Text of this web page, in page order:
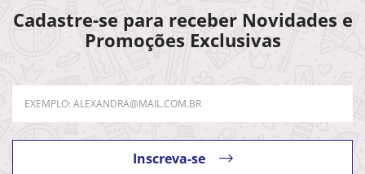
Cadastre-se para receber Novidades e
Promoções Exclusivas
Inscreva-se